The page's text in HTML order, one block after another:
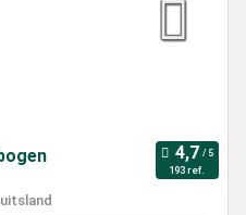
193 ref.